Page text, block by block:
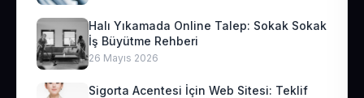
Halı Yıkamada Online Talep: Sokak Sokak
İş Büyütme Rehberi
26 Mayıs 2026
Sigorta Acentesi İçin Web Sitesi: Teklif